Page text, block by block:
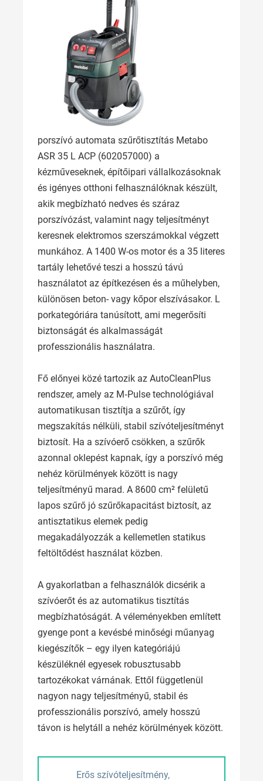
porszívó automata szűrőtisztítás Metabo
ASR 35 L ACP (602057000) a
kézműveseknek, építőipari vállalkozásoknak
és igényes otthoni felhasználóknak készült,
akik megbízható nedves és száraz
porszívózást, valamint nagy teljesítményt
keresnek elektromos szerszámokkal végzett
munkához. A 1400 W-os motor és a 35 literes
tartály lehetővé teszi a hosszú távú
használatot az építkezésen és a műhelyben,
különösen beton- vagy kőpor elszívásakor. L
porkategóriára tanúsított, ami megerősíti
biztonságát és alkalmasságát
professzionális használatra.
Fő előnyei közé tartozik az AutoCleanPlus
rendszer, amely az M‑Pulse technológiával
automatikusan tisztítja a szűrőt, így
megszakítás nélküli, stabil szívóteljesítményt
biztosít. Ha a szívóerő csökken, a szűrők
azonnal oklepést kapnak, így a porszívó még
nehéz körülmények között is nagy
teljesítményű marad. A 8600 cm² felületű
lapos szűrő jó szűrőkapacitást biztosít, az
antisztatikus elemek pedig
megakadályozzák a kellemetlen statikus
feltöltődést használat közben.
A gyakorlatban a felhasználók dicsérik a
szívóerőt és az automatikus tisztítás
megbízhatóságát. A véleményekben említett
gyenge pont a kevésbé minőségi műanyag
kiegészítők – egy ilyen kategóriájú
készüléknél egyesek robusztusabb
tartozékokat várnának. Ettől függetlenül
nagyon nagy teljesítményű, stabil és
professzionális porszívó, amely hosszú
távon is helytáll a nehéz körülmények között.
Erős szívóteljesítmény,